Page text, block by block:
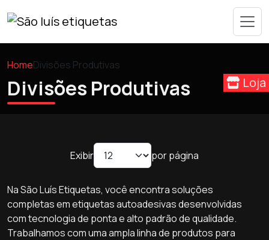
HomeDivisões Produtivas
Divisões Produtivas
Exibir por página
Na São Luís Etiquetas, você encontra soluções
completas em etiquetas autoadesivas desenvolvidas
com tecnologia de ponta e alto padrão de qualidade.
Trabalhamos com uma ampla linha de produtos para
Loja